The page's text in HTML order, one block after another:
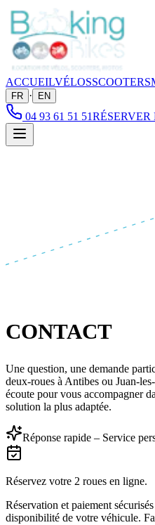
ACCUEILVÉLOSSCOOTERS
FR · EN
04 93 61 51 51RÉSERVER
CONTACT
Une question, une demande
deux-roues à Antibes ou Juan-
écoute pour vous accompagner
solution la plus adaptée.
Réponse rapide – Service
Réservez votre 2 roues en ligne.
Réservation et paiement
disponibilité de votre véhicule.